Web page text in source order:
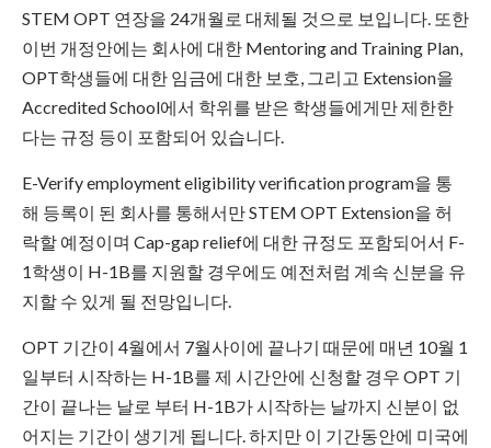
STEM OPT 연장을 24개월로 대체될 것으로 보입니다. 또한
이번 개정안에는 회사에 대한 Mentoring and Training Plan,
OPT학생들에 대한 임금에 대한 보호, 그리고 Extension을
Accredited School에서 학위를 받은 학생들에게만 제한한
다는 규정 등이 포함되어 있습니다.
E-Verify employment eligibility verification program을 통
해 등록이 된 회사를 통해서만 STEM OPT Extension을 허
락할 예정이며 Cap-gap relief에 대한 규정도 포함되어서 F-
1학생이 H-1B를 지원할 경우에도 예전처럼 계속 신분을 유
지할 수 있게 될 전망입니다.
OPT 기간이 4월에서 7월사이에 끝나기 때문에 매년 10월 1
일부터 시작하는 H-1B를 제 시간안에 신청할 경우 OPT 기
간이 끝나는 날로 부터 H-1B가 시작하는 날까지 신분이 없
어지는 기간이 생기게 됩니다. 하지만 이 기간동안에 미국에